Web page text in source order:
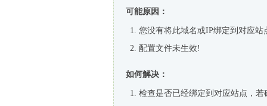
可能原因：
您没有将此域名或IP绑定到对应站
配置文件未生效!
如何解决：
检查是否已经绑定到对应站点，